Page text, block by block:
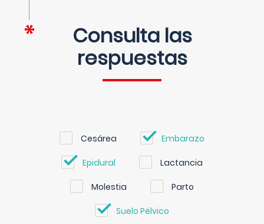
Consulta las
respuestas
Cesárea Embarazo
Epidural Lactancia
Molestia Parto
Suelo Pélvico